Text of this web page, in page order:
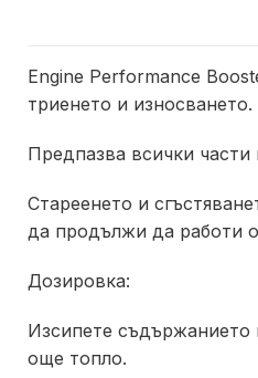
Engine Performance
триенето и износването.
Предпазва всички части
Стареенето и
да продължи да работи
Дозировка:
Изсипете съдържанието
още топло.